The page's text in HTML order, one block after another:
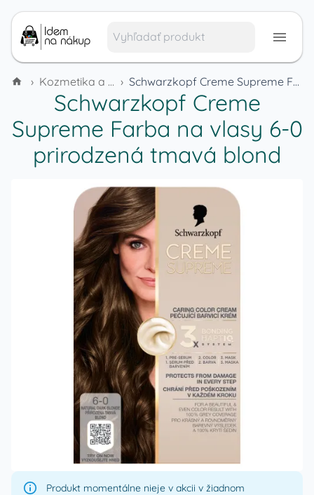
› Kozmetika a hygienické potreby › Schwarzkopf Creme Supreme Farba na vlasy 6-0 prirodzená tmavá blond
Schwarzkopf Creme
Supreme Farba na vlasy 6-0
prirodzená tmavá blond
Produkt momentálne nieje v akcii v žiadnom